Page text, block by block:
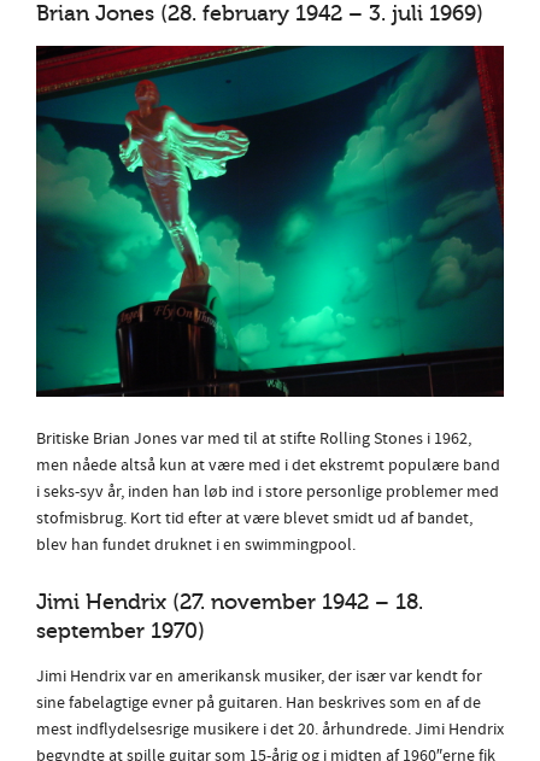
Brian Jones (28. february 1942 – 3. juli 1969)
Britiske Brian Jones var med til at stifte Rolling Stones i 1962,
men nåede altså kun at være med i det ekstremt populære band
i seks-syv år, inden han løb ind i store personlige problemer med
stofmisbrug. Kort tid efter at være blevet smidt ud af bandet,
blev han fundet druknet i en swimmingpool.
Jimi Hendrix (27. november 1942 – 18.
september 1970)
Jimi Hendrix var en amerikansk musiker, der især var kendt for
sine fabelagtige evner på guitaren. Han beskrives som en af de
mest indflydelsesrige musikere i det 20. århundrede. Jimi Hendrix
begyndte at spille guitar som 15-årig og i midten af 1960″erne fik